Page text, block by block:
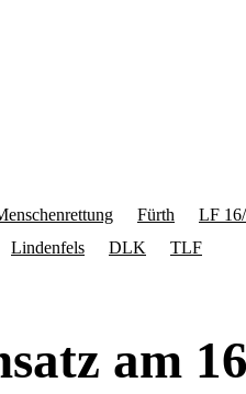
Fürth
LF
Lindenfels DLK TLF
am